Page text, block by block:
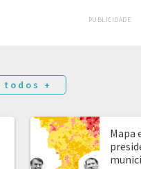
PUBLICIDADE
todos +
Mapa